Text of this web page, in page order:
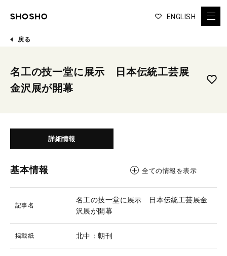
ENGLISH
戻る
名工の技一堂に展示 日本伝統工芸展
金沢展が開幕
詳細情報
基本情報 全ての情報を表示
記事名
名工の技一堂に展示 日本伝統工芸展金
沢展が開幕
掲載紙 北中：朝刊